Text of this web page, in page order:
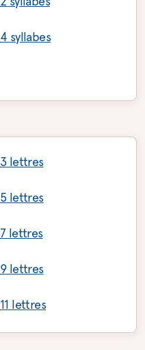
4 syllabes
3 lettres
5 lettres
7 lettres
9 lettres
11 lettres